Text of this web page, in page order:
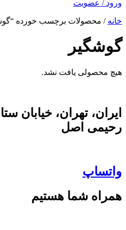
ورود / عضویت
خانه / محصولات برچسب خورده
گوشگیر
هیچ محصولی یافت نشد.
ایران، تهران، خیابان
رحیمی اصل
واتساپ
همراه شما هستیم